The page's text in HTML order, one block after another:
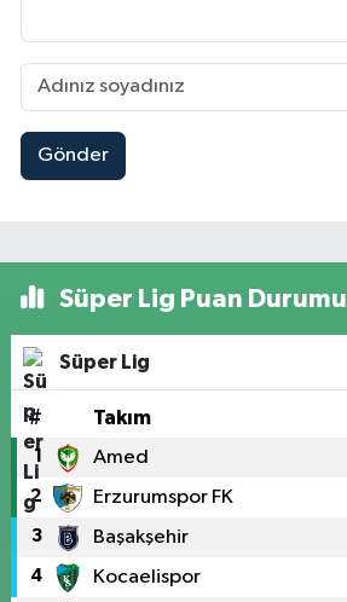
Gönder
Süper Lig Puan Durumu
Süper Lig
# Takım
1 Amed
2 Erzurumspor FK
3 Başakşehir
4 Kocaelispor